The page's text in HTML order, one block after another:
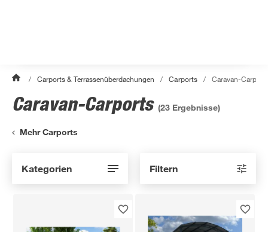
/ Carports & Terrassenüberdachungen / Carports / Caravan-
Caravan-Carports (23 Ergebnisse)
Mehr Carports
Kategorien Filtern